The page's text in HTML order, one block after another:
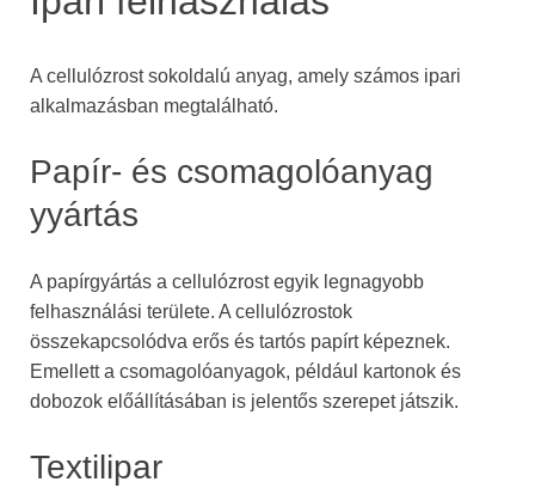
A cellulózrost sokoldalú anyag, amely számos ipari
alkalmazásban megtalálható.
Papír- és csomagolóanyag
yyártás
A papírgyártás a cellulózrost egyik legnagyobb
felhasználási területe. A cellulózrostok
összekapcsolódva erős és tartós papírt képeznek.
Emellett a csomagolóanyagok, például kartonok és
dobozok előállításában is jelentős szerepet játszik.
Textilipar